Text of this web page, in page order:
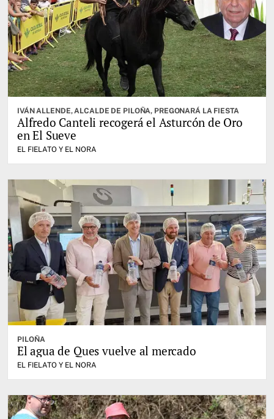
IVÁN ALLENDE, ALCALDE DE PILOÑA, PREGONARÁ LA FIESTA
Alfredo Canteli recogerá el Asturcón de Oro
en El Sueve
EL FIELATO Y EL NORA
PILOÑA
El agua de Ques vuelve al mercado
EL FIELATO Y EL NORA